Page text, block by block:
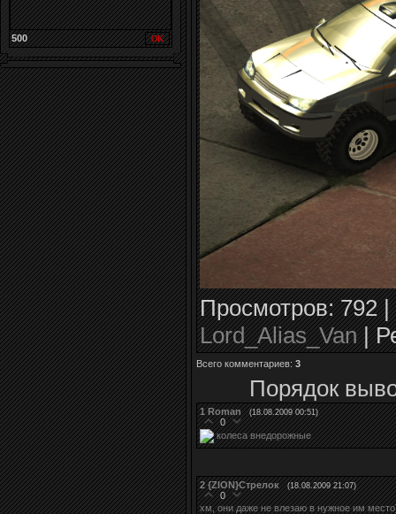
500
Просмотров: 792 |
Lord_Alias_Van|
Всего комментариев: 3
Порядок
1 Roman (18.08.2009 00:51)
0
колеса внедорожные
2 {ZION}Стрелок (18.08.2009 21:07)
0
хм, они даже не влезаю в нужное им